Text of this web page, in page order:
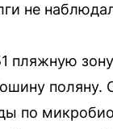
не
пляжную
поляну.
по